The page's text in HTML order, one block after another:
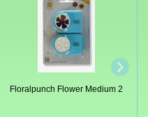
Floralpunch Flower Medium 2